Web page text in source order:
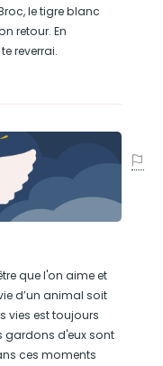
le tigre blanc
retour. En
reverrai.
que l'on aime et
d’un animal soit
vies est toujours
gardons d'eux sont
ces moments